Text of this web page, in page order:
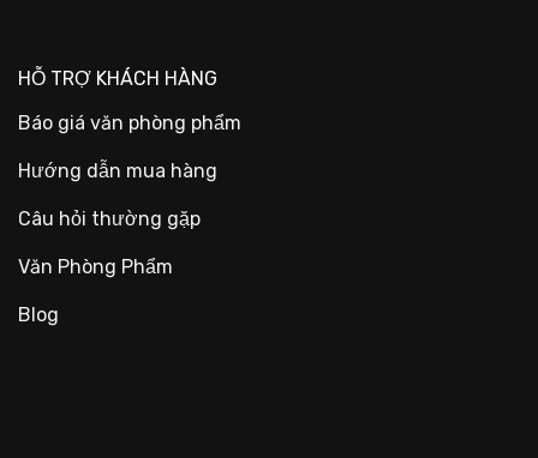
HỖ TRỢ KHÁCH HÀNG
Báo giá văn phòng phẩm
Hướng dẫn mua hàng
Câu hỏi thường gặp
Văn Phòng Phẩm
Blog